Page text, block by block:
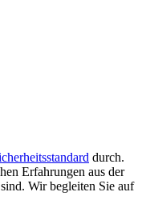
durch.
Erfahrungen aus der
Wir begleiten Sie auf